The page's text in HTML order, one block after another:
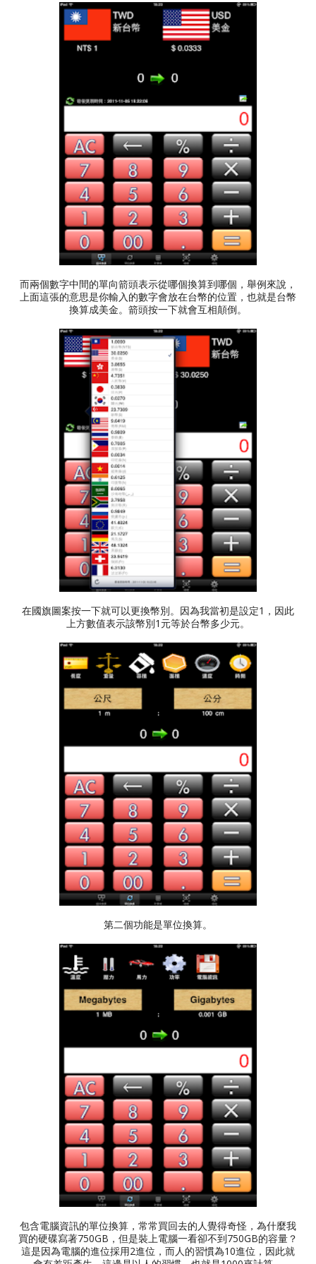
而兩個數字中間的單向箭頭表示從哪個換算到哪個，舉例來說，
上面這張的意思是你輸入的數字會放在台幣的位置，也就是台幣
換算成美金。箭頭按一下就會互相顛倒。
在國旗圖案按一下就可以更換幣別。因為我當初是設定1，因此
上方數值表示該幣別1元等於台幣多少元。
第二個功能是單位換算。
包含電腦資訊的單位換算，常常買回去的人覺得奇怪，為什麼我
買的硬碟寫著750GB，但是裝上電腦一看卻不到750GB的容量？
這是因為電腦的進位採用2進位，而人的習慣為10進位，因此就